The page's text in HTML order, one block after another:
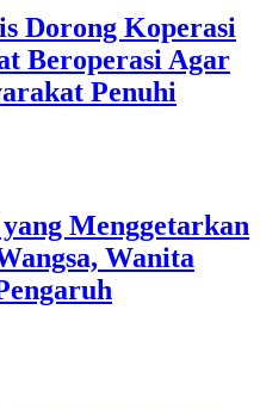
Dorong Koperasi
Beroperasi Agar
Penuhi
Menggetarkan
Wanita